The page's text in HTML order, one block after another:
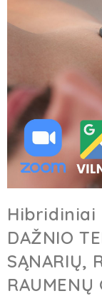
Hibridiniai
DAŽNIO
SĄNARIŲ,
RAUMENŲ